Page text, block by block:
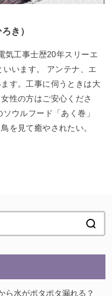
き）
気工事士歴20年スリーエ
います。 アンテナ、エ
す。工事に伺うときは大
性の方はご安心くださ
ウルフード「あく巻」
を見て癒やされたい。
ら水がポタポタ漏れる？